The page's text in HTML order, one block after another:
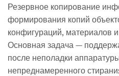
Резервное копирование
формирования копий
конфигураций, материалов
Основная задача —
после неполадки
непреднамеренного